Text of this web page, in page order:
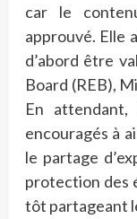
car le
approuvé. Elle
d’abord être
Board (REB),
En
encouragés à
le partage
protection des
tôt partageant